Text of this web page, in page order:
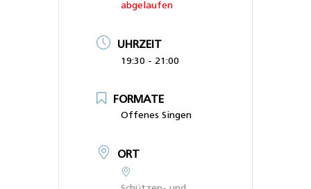
abgelaufen
UHRZEIT
19:30 - 21:00
FORMATE
Offenes Singen
ORT